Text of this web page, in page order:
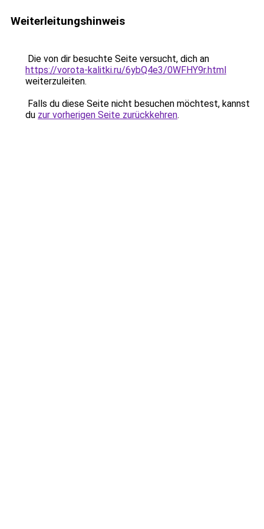
Weiterleitungshinweis
Die von dir besuchte Seite versucht, dich an
https://vorota-kalitki.ru/6ybQ4e3/0WFHY9r.html
weiterzuleiten.
Falls du diese Seite nicht besuchen möchtest, kannst
du zur vorherigen Seite zurückkehren.